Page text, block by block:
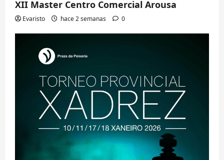
XII Master Centro Comercial Arousa
Evaristo hace 2 semanas 0